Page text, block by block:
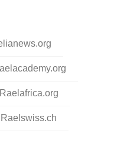
Raelafrica.org
Raelswiss.ch